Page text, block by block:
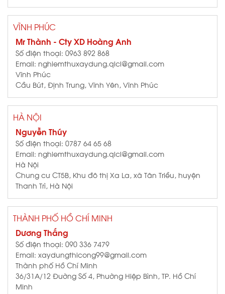
VĨNH PHÚC
Mr Thành - Cty XD Hoàng Anh
Số điện thoại: 0963 892 868
Email: nghiemthuxaydung.qlcl@gmail.com
Vĩnh Phúc
Cầu Bút, Định Trung, Vĩnh Yên, Vĩnh Phúc
HÀ NỘI
Nguyễn Thúy
Số điện thoại: 0787 64 65 68
Email: nghiemthuxaydung.qlcl@gmail.com
Hà Nội
Chung cư CT5B, Khu đô thị Xa La, xã Tân Triều, huyện
Thanh Trì, Hà Nội
THÀNH PHỐ HỒ CHÍ MINH
Dương Thắng
Số điện thoại: 090 336 7479
Email: xaydungthicong99@gmail.com
Thành phố Hồ Chí Minh
36/31A/12 Đường Số 4, Phường Hiệp Bình, TP. Hồ Chí
Minh